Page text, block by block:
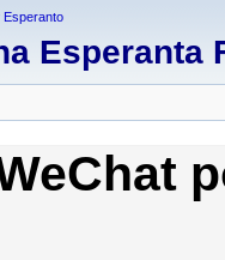
Esperanto
Esperanta